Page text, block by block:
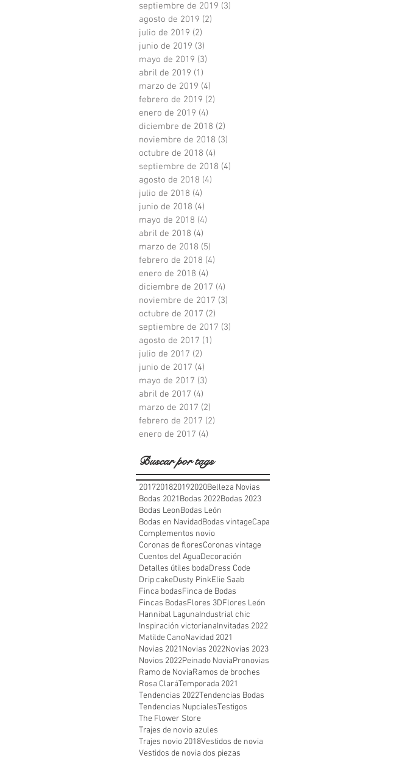
septiembre de 2019 (3)
agosto de 2019 (2)
julio de 2019 (2)
junio de 2019 (3)
mayo de 2019 (3)
abril de 2019 (1)
marzo de 2019 (4)
febrero de 2019 (2)
enero de 2019 (4)
diciembre de 2018 (2)
noviembre de 2018 (3)
octubre de 2018 (4)
septiembre de 2018 (4)
agosto de 2018 (4)
julio de 2018 (4)
junio de 2018 (4)
mayo de 2018 (4)
abril de 2018 (4)
marzo de 2018 (5)
febrero de 2018 (4)
enero de 2018 (4)
diciembre de 2017 (4)
noviembre de 2017 (3)
octubre de 2017 (2)
septiembre de 2017 (3)
agosto de 2017 (1)
julio de 2017 (2)
junio de 2017 (4)
mayo de 2017 (3)
abril de 2017 (4)
marzo de 2017 (2)
febrero de 2017 (2)
enero de 2017 (4)
Buscar por tags
2017201820192020Belleza Novias
Bodas 2021Bodas 2022Bodas 2023
Bodas LeonBodas León
Bodas en NavidadBodas vintageCapa
Complementos novio
Coronas de floresCoronas vintage
Cuentos del AguaDecoración
Detalles útiles bodaDress Code
Drip cakeDusty PinkElie Saab
Finca bodasFinca de Bodas
Fincas BodasFlores 3DFlores León
Hannibal LagunaIndustrial chic
Inspiración victorianaInvitadas 2022
Matilde CanoNavidad 2021
Novias 2021Novias 2022Novias 2023
Novios 2022Peinado NoviaPronovias
Ramo de NoviaRamos de broches
Rosa ClaráTemporada 2021
Tendencias 2022Tendencias Bodas
Tendencias NupcialesTestigos
The Flower Store
Trajes de novio azules
Trajes novio 2018Vestidos de novia
Vestidos de novia dos piezas